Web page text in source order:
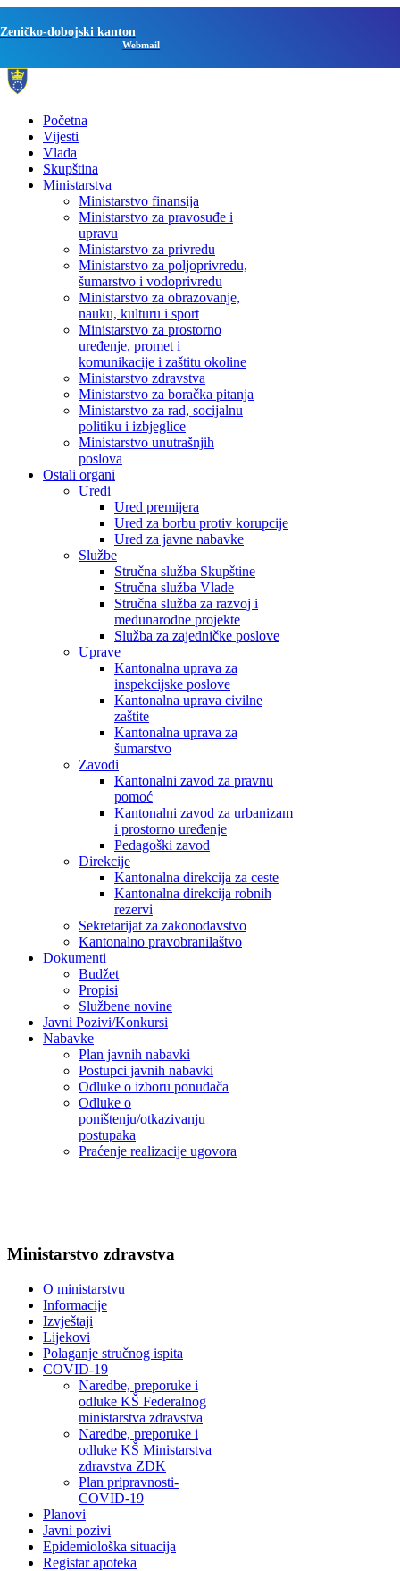
Zeničko-dobojski kanton
Webmail
Početna
Vijesti
Vlada
Skupština
Ministarstva
Ministarstvo finansija
Ministarstvo za pravosuđe i
upravu
Ministarstvo za privredu
Ministarstvo za poljoprivredu,
šumarstvo i vodoprivredu
Ministarstvo za obrazovanje,
nauku, kulturu i sport
Ministarstvo za prostorno
uređenje, promet i
komunikacije i zaštitu okoline
Ministarstvo zdravstva
Ministarstvo za boračka pitanja
Ministarstvo za rad, socijalnu
politiku i izbjeglice
Ministarstvo unutrašnjih
poslova
Ostali organi
Uredi
Ured premijera
Ured za borbu protiv korupcije
Ured za javne nabavke
Službe
Stručna služba Skupštine
Stručna služba Vlade
Stručna služba za razvoj i
međunarodne projekte
Služba za zajedničke poslove
Uprave
Kantonalna uprava za
inspekcijske poslove
Kantonalna uprava civilne
zaštite
Kantonalna uprava za
šumarstvo
Zavodi
Kantonalni zavod za pravnu
pomoć
Kantonalni zavod za urbanizam
i prostorno uređenje
Pedagoški zavod
Direkcije
Kantonalna direkcija za ceste
Kantonalna direkcija robnih
rezervi
Sekretarijat za zakonodavstvo
Kantonalno pravobranilaštvo
Dokumenti
Budžet
Propisi
Službene novine
Javni Pozivi/Konkursi
Nabavke
Plan javnih nabavki
Postupci javnih nabavki
Odluke o izboru ponuđača
Odluke o
poništenju/otkazivanju
postupaka
Praćenje realizacije ugovora
Ministarstvo zdravstva
O ministarstvu
Informacije
Izvještaji
Lijekovi
Polaganje stručnog ispita
COVID-19
Naredbe, preporuke i
odluke KŠ Federalnog
ministarstva zdravstva
Naredbe, preporuke i
odluke KŠ Ministarstva
zdravstva ZDK
Plan pripravnosti-
COVID-19
Planovi
Javni pozivi
Epidemiološka situacija
Registar apoteka